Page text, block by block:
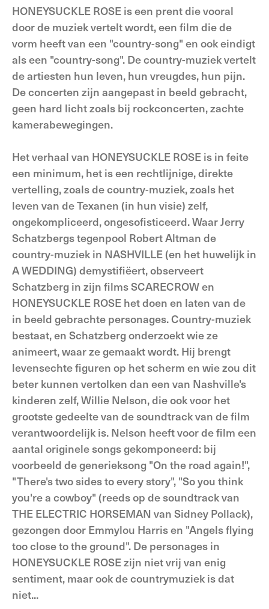
HONEYSUCKLE ROSE is een prent die vooral
door de muziek vertelt wordt, een film die de
vorm heeft van een "country-song" en ook eindigt
als een "country-song". De country-muziek vertelt
de artiesten hun leven, hun vreugdes, hun pijn.
De concerten zijn aangepast in beeld gebracht,
geen hard licht zoals bij rockconcerten, zachte
kamerabewegingen.
Het verhaal van HONEYSUCKLE ROSE is in feite
een minimum, het is een rechtlijnige, direkte
vertelling, zoals de country-muziek, zoals het
leven van de Texanen (in hun visie) zelf,
ongekompliceerd, ongesofisticeerd. Waar Jerry
Schatzbergs tegenpool Robert Altman de
country-muziek in NASHVILLE (en het huwelijk in
A WEDDING) demystifiëert, observeert
Schatzberg in zijn films SCARECROW en
HONEYSUCKLE ROSE het doen en laten van de
in beeld gebrachte personages. Country-muziek
bestaat, en Schatzberg onderzoekt wie ze
animeert, waar ze gemaakt wordt. Hij brengt
levensechte figuren op het scherm en wie zou dit
beter kunnen vertolken dan een van Nashville's
kinderen zelf, Willie Nelson, die ook voor het
grootste gedeelte van de soundtrack van de film
verantwoordelijk is. Nelson heeft voor de film een
aantal originele songs gekomponeerd: bij
voorbeeld de generieksong "On the road again!",
"There's two sides to every story", "So you think
you're a cowboy" (reeds op de soundtrack van
THE ELECTRIC HORSEMAN van Sidney Pollack),
gezongen door Emmylou Harris en "Angels flying
too close to the ground". De personages in
HONEYSUCKLE ROSE zijn niet vrij van enig
sentiment, maar ook de countrymuziek is dat
niet...